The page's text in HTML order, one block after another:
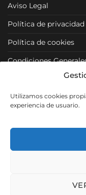
Utilizamos cookies
experiencia de usuario.
Aviso Legal
Política de privacidad
Política de cookies
Condiciones
Condiciones
Política de Venta y